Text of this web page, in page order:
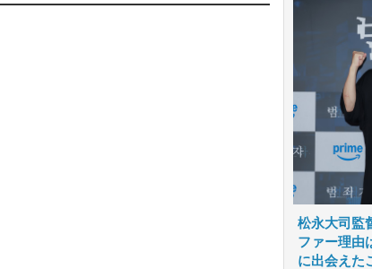
松永大司監
ファー理由
に出会えた